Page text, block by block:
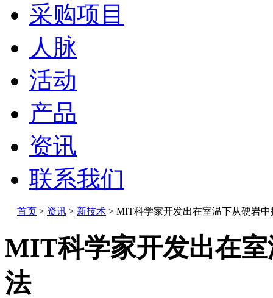
采购项目
人脉
活动
产品
资讯
联系我们
首页 > 资讯 > 新技术 > MIT科学家开发出在室温下从硬岩中
MIT科学家开发出在
法